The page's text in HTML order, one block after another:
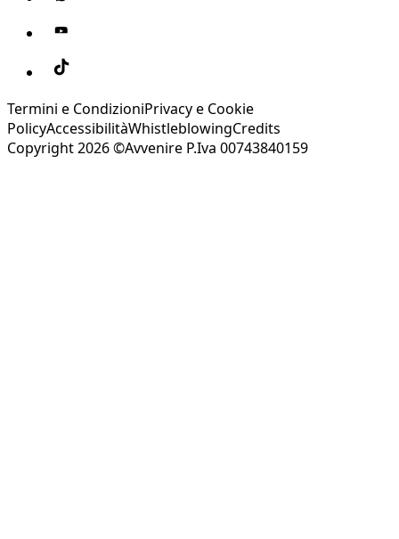
Termini e CondizioniPrivacy e Cookie
PolicyAccessibilitàWhistleblowingCredits
Copyright 2026 ©Avvenire P.Iva 00743840159